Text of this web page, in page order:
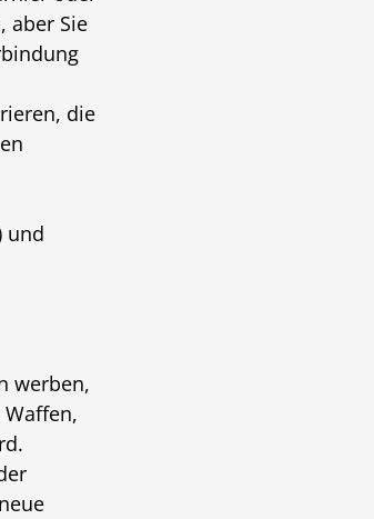
aber Sie
die
und
werben,